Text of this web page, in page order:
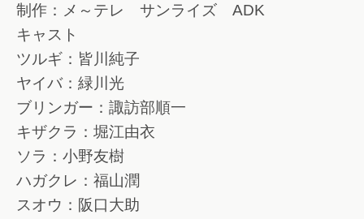
制作：メ～テレ サンライズ ADK
キャスト
ツルギ：皆川純子
ヤイバ：緑川光
ブリンガー：諏訪部順一
キザクラ：堀江由衣
ソラ：小野友樹
ハガクレ：福山潤
スオウ：阪口大助